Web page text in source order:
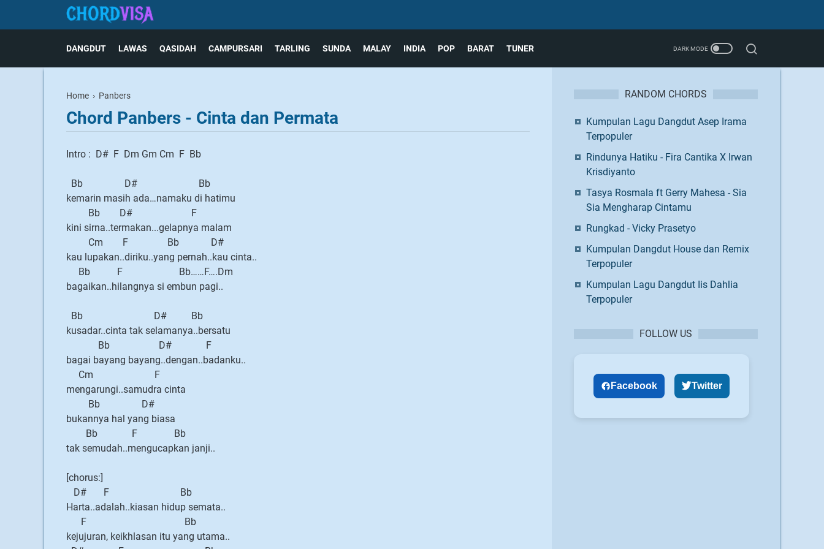
DANGDUT LAWAS QASIDAH CAMPURSARI TARLING SUNDA MALAY INDIA POP BARAT TUNER
Home › Panbers
Chord Panbers - Cinta dan Permata
Intro : D# F Dm Gm Cm F Bb
Bb D# Bb
kemarin masih ada…namaku di hatimu
Bb D# F
kini sirna..termakan...gelapnya malam
Cm F Bb D#
kau lupakan..diriku..yang pernah..kau cinta..
Bb F Bb……F….Dm
bagaikan..hilangnya si embun pagi..
Bb D# Bb
kusadar..cinta tak selamanya..bersatu
Bb D# F
bagai bayang bayang..dengan..badanku..
Cm F
mengarungi..samudra cinta
Bb D#
bukannya hal yang biasa
Bb F Bb
tak semudah..mengucapkan janji..
[chorus:]
D# F Bb
Harta..adalah..kiasan hidup semata..
F Bb
kejujuran, keikhlasan itu yang utama..
RANDOM CHORDS
Kumpulan Lagu Dangdut Asep Irama
Terpopuler
Rindunya Hatiku - Fira Cantika X Irwan
Krisdiyanto
Tasya Rosmala ft Gerry Mahesa - Sia
Sia Mengharap Cintamu
Rungkad - Vicky Prasetyo
Kumpulan Dangdut House dan Remix
Terpopuler
Kumpulan Lagu Dangdut Iis Dahlia
Terpopuler
FOLLOW US
Facebook Twitter